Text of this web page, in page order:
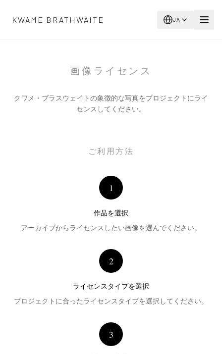
KWAME BRATHWAITE
JA
画像ライセンス
クワメ・ブラスウェイトの象徴的な写真をプロジェクトにライ
センスしてください。
ご利用方法
1
作品を選択
アーカイブからライセンスしたい画像を選んでください。
2
ライセンスタイプを選択
プロジェクトに合ったライセンスタイプを選択してください。
3